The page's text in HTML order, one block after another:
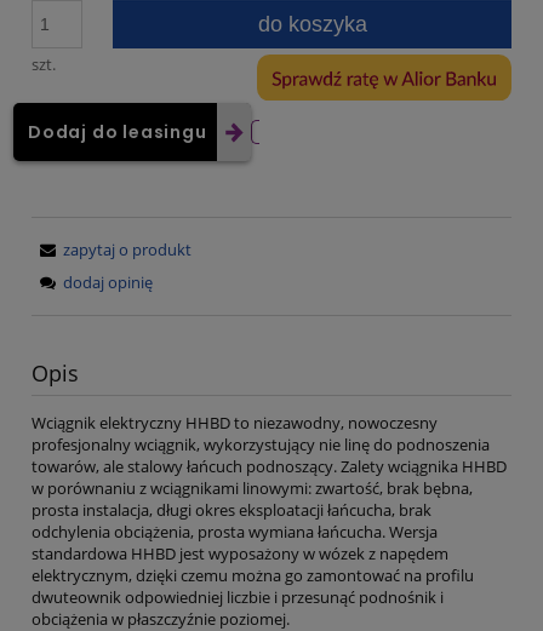
szt.
do koszyka
Dodaj do leasingu
zapytaj o produkt
dodaj opinię
Opis
Wciągnik elektryczny HHBD to niezawodny, nowoczesny
profesjonalny wciągnik, wykorzystujący nie linę do podnoszenia
towarów, ale stalowy łańcuch podnoszący. Zalety wciągnika HHBD
w porównaniu z wciągnikami linowymi: zwartość, brak bębna,
prosta instalacja, długi okres eksploatacji łańcucha, brak
odchylenia obciążenia, prosta wymiana łańcucha. Wersja
standardowa HHBD jest wyposażony w wózek z napędem
elektrycznym, dzięki czemu można go zamontować na profilu
dwuteownik odpowiedniej liczbie i przesunąć podnośnik i
obciążenia w płaszczyźnie poziomej.